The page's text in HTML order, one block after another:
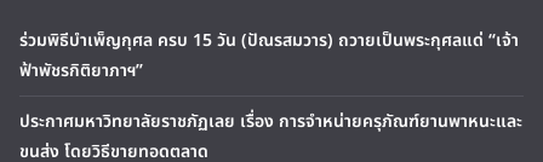
ร่วมพิธีบำเพ็ญกุศล ครบ 15 วัน (ปัณรสมวาร) ถวายเป็นพระกุศลแด่ “เจ้า
ฟ้าพัชรกิติยาภาฯ”
ประกาศมหาวิทยาลัยราชภัฏเลย เรื่อง การจำหน่ายครุภัณฑ์ยานพาหนะและ
ขนส่ง โดยวิธีขายทอดตลาด